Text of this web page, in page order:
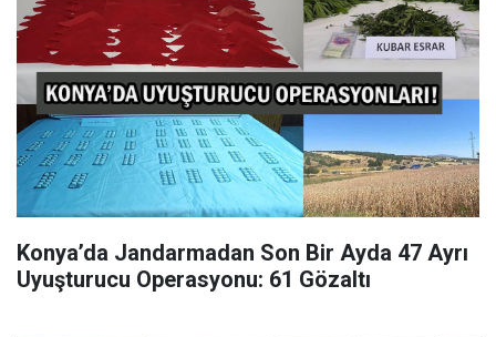
Konya’da Jandarmadan Son Bir Ayda 47 Ayrı
Uyuşturucu Operasyonu: 61 Gözaltı